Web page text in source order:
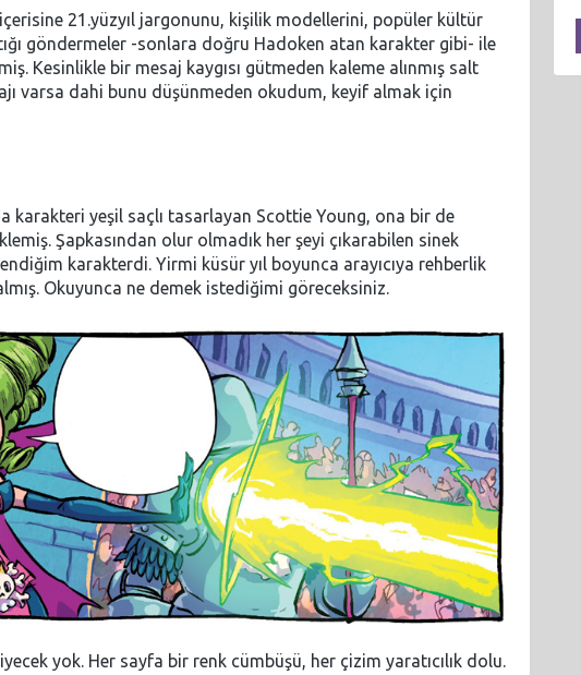
21.yüzyıl jargonunu, kişilik modellerini, popüler kültür
göndermeler -sonlara doğru Hadoken atan karakter gibi- ile
Kesinlikle bir mesaj kaygısı gütmeden kaleme alınmış salt
varsa dahi bunu düşünmeden okudum, keyif almak için
karakteri yeşil saçlı tasarlayan Scottie Young, ona bir de
Şapkasından olur olmadık her şeyi çıkarabilen sinek
karakterdi. Yirmi küsür yıl boyunca arayıcıya rehberlik
Okuyunca ne demek istediğimi göreceksiniz.
yok. Her sayfa bir renk cümbüşü, her çizim yaratıcılık dolu.